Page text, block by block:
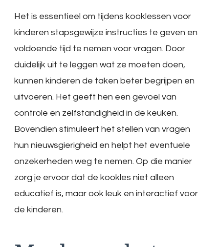
Het is essentieel om tijdens kooklessen voor
kinderen stapsgewijze instructies te geven en
voldoende tijd te nemen voor vragen. Door
duidelijk uit te leggen wat ze moeten doen,
kunnen kinderen de taken beter begrijpen en
uitvoeren. Het geeft hen een gevoel van
controle en zelfstandigheid in de keuken.
Bovendien stimuleert het stellen van vragen
hun nieuwsgierigheid en helpt het eventuele
onzekerheden weg te nemen. Op die manier
zorg je ervoor dat de kookles niet alleen
educatief is, maar ook leuk en interactief voor
de kinderen.